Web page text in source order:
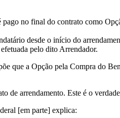
no final do contrato como
desde o início do
pelo dito Arrendador.
que a Opção pela Compra do
de arrendamento. Este é o
[em parte] explica: